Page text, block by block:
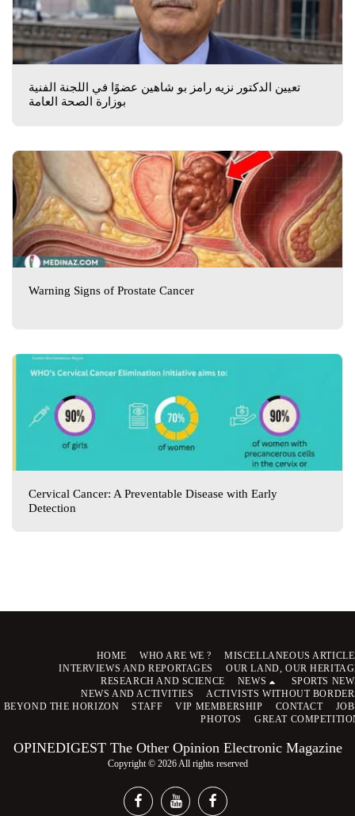
تعيين الدكتور نزيه رامز بو شاهين عضوًا في اللجنة الفنية
بوزارة الصحة العامة
Warning Signs of Prostate Cancer
Cervical Cancer: A Preventable Disease with Early
Detection
OPINEDIGEST The Other Opinion Electronic Magazine
Copyright © 2026 All rights reserved
HOME WHO ARE WE ?
MISCELLANEOUS
INTERVIEWS AND REPORTAGES
OUR LAND, OUR
RESEARCH AND SCIENCE
NEWS
SPORTS
NEWS AND ACTIVITIES
ACTIVISTS WITHOUT
BEYOND THE HORIZON
STAFF VIP MEMBERSHIP CONTACT
PHOTOS
GREAT